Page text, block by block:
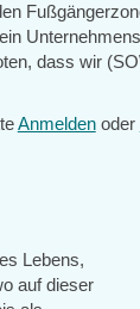
dass wir
Anmeldenoder
Lebens,
auf dieser